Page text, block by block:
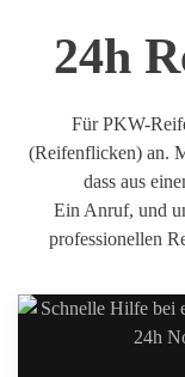
24h
Für PKW-
(Reifenflicken) an.
dass aus
Ein Anruf, und
professionellen